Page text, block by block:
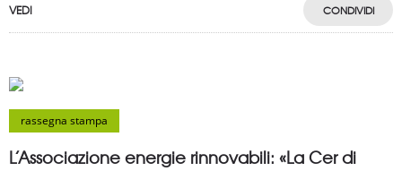
VEDI CONDIVIDI
rassegna stampa
L’Associazione energie rinnovabili: «La Cer di